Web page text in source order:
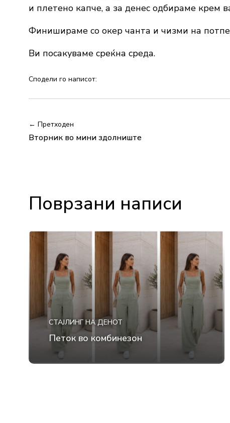
и плетено капче, а за денес одбираме крем
Финишираме со окер чанта и чизми на
Ви посакуваме среќна среда.
Сподели го написот:
← Претходен
Вторник во мини здолниште
Поврзани написи
СТАЈЛИНГ НА ДЕНОТ
Петок во комбинезон